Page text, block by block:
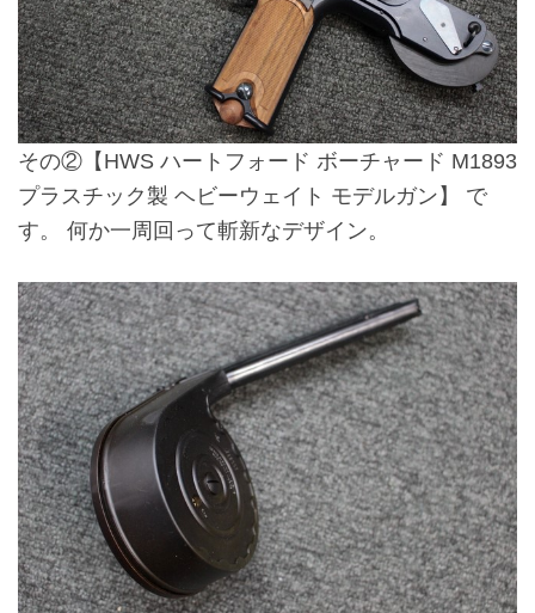
その② 【HWS ハートフォード ボーチャード M1893
プラスチック製 ヘビーウェイト モデルガン】 で
す。 何か一周回って斬新なデザイン。